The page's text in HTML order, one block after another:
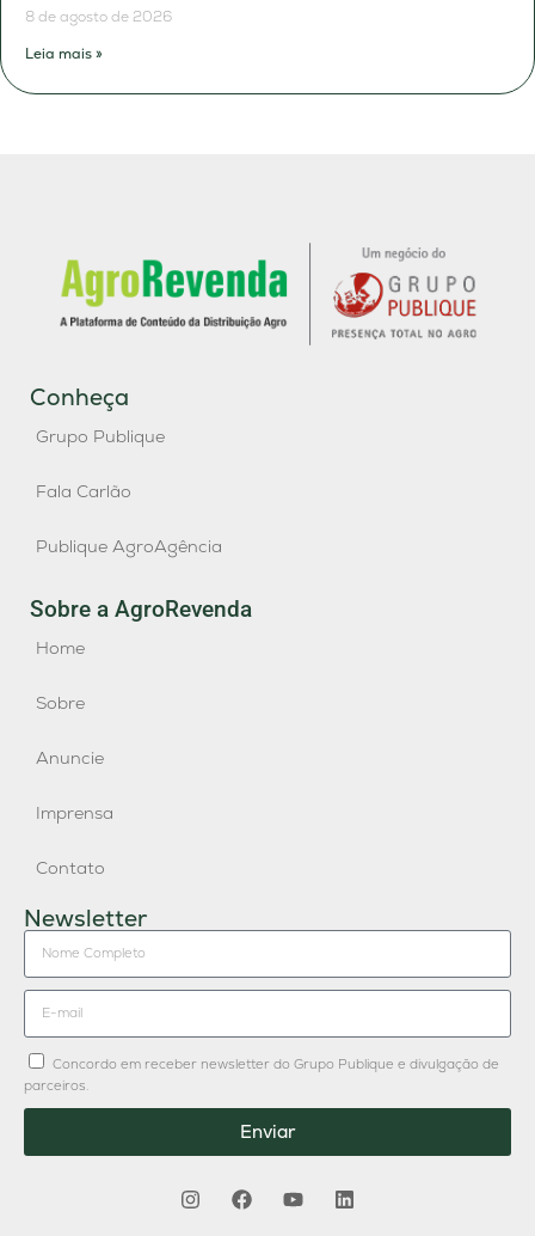
8 de agosto de 2026
Leia mais »
Conheça
Grupo Publique
Fala Carlão
Publique AgroAgência
Sobre a AgroRevenda
Home
Sobre
Anuncie
Imprensa
Contato
Newsletter
Concordo em receber newsletter do Grupo Publique e divulgação de
parceiros.
Enviar